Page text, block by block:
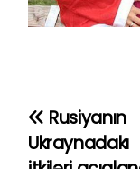
Y Rusiyanın
Ukraynadakı